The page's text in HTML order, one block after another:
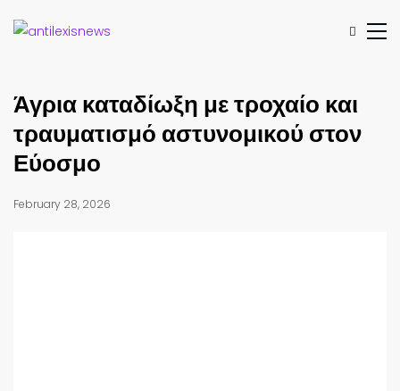
Άγρια καταδίωξη με τροχαίο και
τραυματισμό αστυνομικού στον
Εύοσμο
February 28, 2026